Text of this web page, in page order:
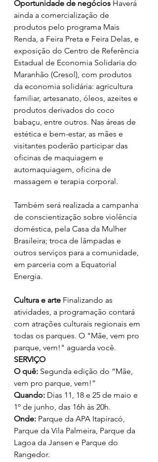
Oportunidade de negócios Haverá
ainda a comercialização de
produtos pelo programa Mais
Renda, a Feira Preta e Feira Delas, e
exposição do Centro de Referência
Estadual de Economia Solidaria do
Maranhão (Cresol), com produtos
da economia solidária: agricultura
familiar, artesanato, óleos, azeites e
produtos derivados do coco
babaçu, entre outros. Nas áreas de
estética e bem-estar, as mães e
visitantes poderão participar das
oficinas de maquiagem e
automaquiagem, oficina de
massagem e terapia corporal.
Também será realizada a campanha
de conscientização sobre violência
doméstica, pela Casa da Mulher
Brasileira; troca de lâmpadas e
outros serviços para a comunidade,
em parceria com a Equatorial
Energia.
Cultura e arte Finalizando as
atividades, a programação contará
com atrações culturais regionais em
todas os parques. O "Mãe, vem pro
parque, vem!" aguarda você.
SERVIÇO
O quê: Segunda edição do “Mãe,
vem pro parque, vem!”
Quando: Dias 11, 18 e 25 de maio e
1º de junho, das 16h às 20h.
Onde: Parque da APA Itapiracó,
Parque da Vila Palmeira, Parque da
Lagoa da Jansen e Parque do
Rangedor.